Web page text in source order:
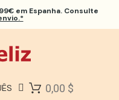
em Espanha. Consulte
0,00 $